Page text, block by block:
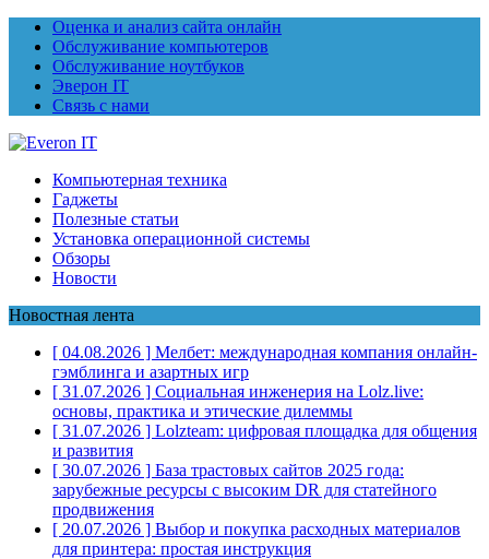
Оценка и анализ сайта онлайн
Обслуживание компьютеров
Обслуживание ноутбуков
Эверон IT
Связь с нами
Компьютерная техника
Гаджеты
Полезные статьи
Установка операционной системы
Обзоры
Новости
Новостная лента
[ 04.08.2026 ] Мелбет: международная компания онлайн-
гэмблинга и азартных игр
[ 31.07.2026 ] Социальная инженерия на Lolz.live:
основы, практика и этические дилеммы
[ 31.07.2026 ] Lolzteam: цифровая площадка для общения
и развития
[ 30.07.2026 ] База трастовых сайтов 2025 года:
зарубежные ресурсы с высоким DR для статейного
продвижения
[ 20.07.2026 ] Выбор и покупка расходных материалов
для принтера: простая инструкция